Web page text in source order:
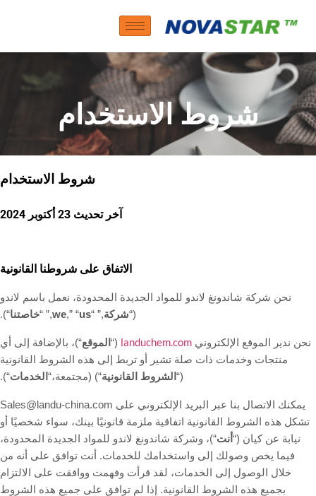
شروط الاستخدام
شروط الاستخدام
آخر تحديث 23 أكتوبر 2024
الاتفاق على شروطنا القانونية
نحن شركة شاندونغ لاندو للمواد الجديدة المحدودة، نعمل باسم لاندو
(“شركة,” “
we,” “us
,” “خاصتنا“)
.
نحن ندير الموقع الإلكتروني landuchem.com
(“ الموقع“)، بالإضافة إلى أي
منتجات وخدمات ذات صلة تشير أو تربط إلى هذه الشروط القانونية
(“ الشروط القانونية“) (مجتمعة،“ الخدمات“).
يمكنك الاتصال بنا عبر البريد الإلكتروني على Sales@landu-china.com
تشكل هذه الشروط القانونية اتفاقية ملزمة قانونيًا بينك، سواء شخصيًا أو
نيابة عن كيان (“ أنت“)، وشركة شاندونغ لاندو للمواد الجديدة المحدودة،
فيما يخص وصولك إلى واستخدامك للخدمات. أنت توافق على أنه من
خلال الوصول إلى الخدمات، لقد قرأت وفهمت ووافقت على الالتزام
بجميع هذه الشروط القانونية. إذا لم توافق على جميع هذه الشروط